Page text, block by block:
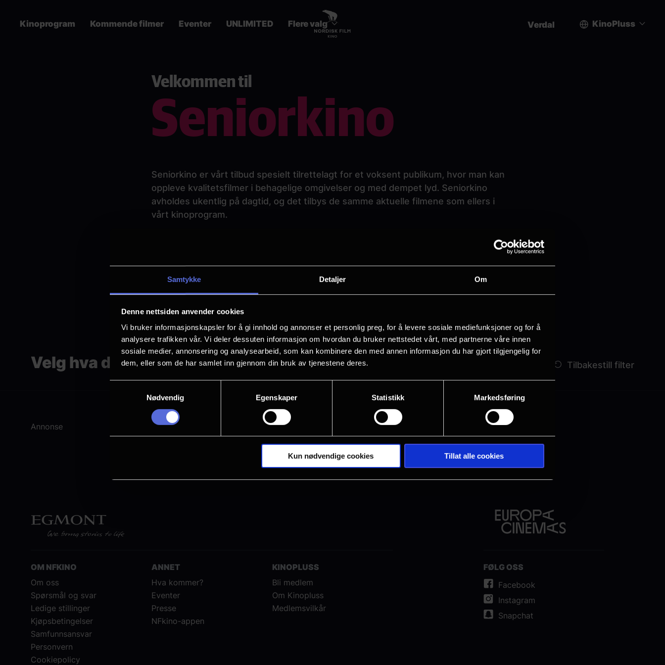
Samtykke Detaljer Om
Denne nettsiden anvender cookies
Vi bruker informasjonskapsler for å gi innhold og annonser et personlig preg, for å levere sosiale mediefunksjoner og for å
analysere trafikken vår. Vi deler dessuten informasjon om hvordan du bruker nettstedet vårt, med partnerne våre innen
sosiale medier, annonsering og analysearbeid, som kan kombinere den med annen informasjon du har gjort tilgjengelig for
dem, eller som de har samlet inn gjennom din bruk av tjenestene deres.
Nødvendig
Egenskaper Statistikk Markedsføring
Kun nødvendige cookies Tillat alle cookies
Kinoprogram Kommende filmer Eventer UNLIMITED Flere valg Verdal KinoPluss
Velkommen til
Seniorkino
Seniorkino er vårt tilbud spesielt tilrettelagt for et voksent publikum, hvor man kan
oppleve kvalitetsfilmer i behagelige omgivelser og med dempet lyd. Seniorkino
avholdes ukentlig på dagtid, og det tilbys de samme aktuelle filmene som ellers i
vårt kinoprogram.
Billetter kan kjøpes på nett, i NFkino-appen, eller på en av våre kinoer!
Billettpris: 120,-
Velg hva du vil se
Annonse
OM NFKINO
Om oss
Spørsmål og svar
Ledige stillinger
Kjøpsbetingelser
Samfunnsansvar
Personvern
Cookiepolicy
ANNET
Hva kommer?
Eventer
Presse
NFkino-appen
KINOPLUSS
Bli medlem
Om Kinopluss
Medlemsvilkår
FØLG OSS
Facebook
Instagram
Snapchat